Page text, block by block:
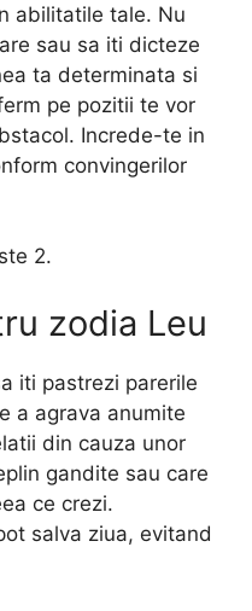
abilitatile tale. Nu
sau sa iti dicteze
ta determinata si
pe pozitii te vor
Increde-te in
convingerilor
2.
zodia Leu
iti pastrezi parerile
a agrava anumite
din cauza unor
gandite sau care
ce crezi.
salva ziua, evitand